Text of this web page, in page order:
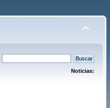
Noticias: